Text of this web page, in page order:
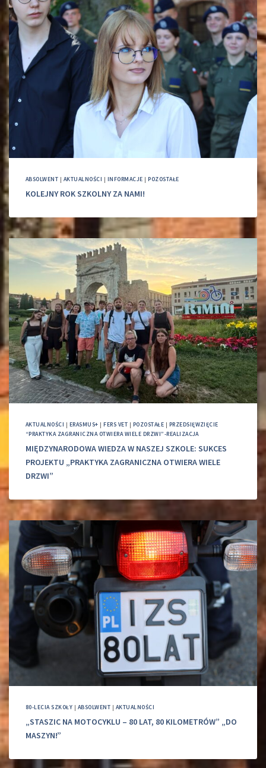
ABSOLWENT | AKTUALNOŚCI | INFORMACJE |POZOSTAŁE
KOLEJNY ROK SZKOLNY ZA NAMI!
AKTUALNOŚCI | ERASMUS+ |FERS VET | POZOSTAŁE | PRZEDSIĘWZIĘCIE
“PRAKTYKA ZAGRANICZNA OTWIERA WIELE DRZWI”-REALIZACJA
MIĘDZYNARODOWA WIEDZA W NASZEJ SZKOLE: SUKCES
PROJEKTU „PRAKTYKA ZAGRANICZNA OTWIERA WIELE
DRZWI”
80-LECIA SZKOŁY | ABSOLWENT | AKTUALNOŚCI
„STASZIC NA MOTOCYKLU – 80 LAT, 80 KILOMETRÓW” „DO
MASZYN!”